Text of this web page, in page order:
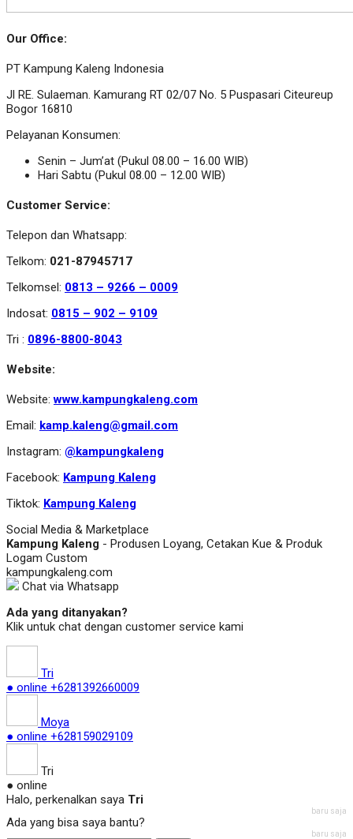
Our Office:
PT Kampung Kaleng Indonesia
Jl RE. Sulaeman. Kamurang RT 02/07 No. 5 Puspasari Citeureup
Bogor 16810
Pelayanan Konsumen:
Senin – Jum’at (Pukul 08.00 – 16.00 WIB)
Hari Sabtu (Pukul 08.00 – 12.00 WIB)
Customer Service:
Telepon dan Whatsapp:
Telkom: 021-87945717
Telkomsel: 0813 – 9266 – 0009
Indosat: 0815 – 902 – 9109
Tri : 0896-8800-8043
Website:
Website:www.kampungkaleng.com
Email: kamp.kaleng@gmail.com
Instagram: @kampungkaleng
Facebook: Kampung Kaleng
Tiktok: Kampung Kaleng
Social Media & Marketplace
Kampung Kaleng - Produsen Loyang, Cetakan Kue & Produk
Logam Custom
kampungkaleng.com
Chat via Whatsapp
Ada yang ditanyakan?
Klik untuk chat dengan customer service kami
Tri
● online +6281392660009
Moya
● online +628159029109
Tri
● online
Halo, perkenalkan saya Tri
baru saja
Ada yang bisa saya bantu?
baru saja